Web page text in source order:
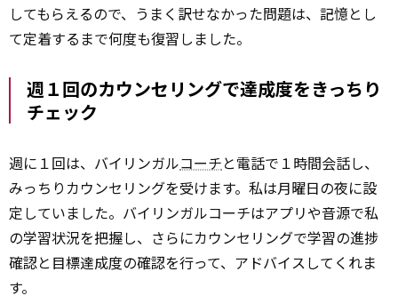
してもらえるので、うまく訳せなかった問題は、記憶とし
て定着するまで何度も復習しました。
週１回のカウンセリングで達成度をきっちり
チェック
週に１回は、バイリンガルコーチと電話で１時間会話し、
みっちりカウンセリングを受けます。私は月曜日の夜に設
定していました。バイリンガルコーチはアプリや音源で私
の学習状況を把握し、さらにカウンセリングで学習の進捗
確認と目標達成度の確認を行って、アドバイスしてくれま
す。